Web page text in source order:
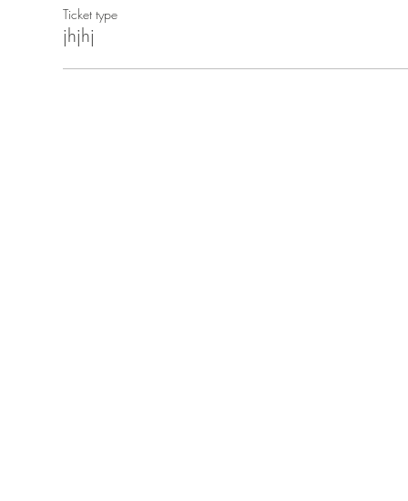
Ticket type
jhjhj